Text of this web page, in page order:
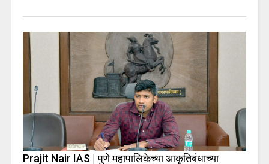
Prajit Nair IAS | पुणे महापालिकेच्या आकृतिबंधाच्या